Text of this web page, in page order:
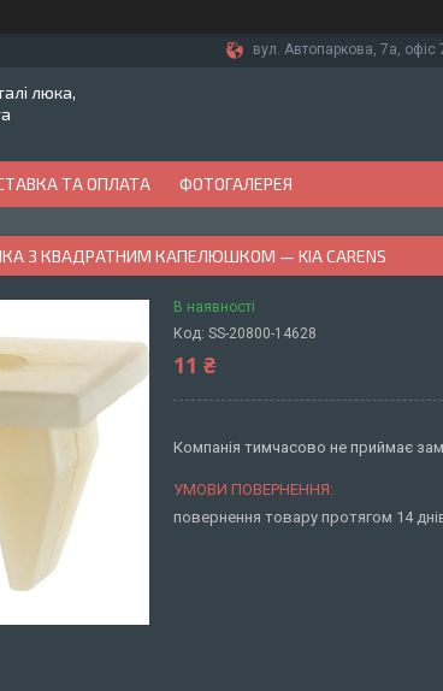
вул. Автопаркова, 7а, офіс
люка,
ТА ОПЛАТА ФОТОГАЛЕРЕЯ
З КВАДРАТНИМ КАПЕЛЮШКОМ — KIA CARENS
В наявності
Код: SS-20800-14628
11 ₴
Компанія тимчасово не приймає
повернення товару протягом 14